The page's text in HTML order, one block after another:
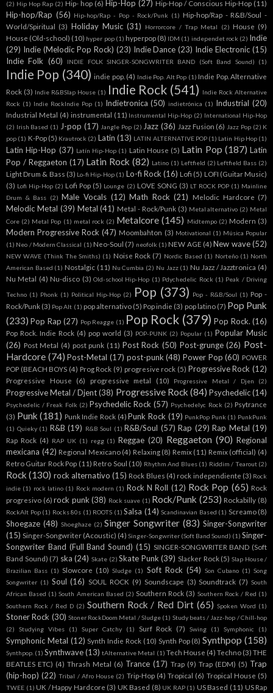
(2) Hip Hop Rap (2) Hip- hop (6) Hip-Hop (27) Hip-Hop / Conscious Hip-Hop (11)
Hip-hop/Rap (56) Hip-hop/Rap - Pop - Rock/Punk (1) Hip-hop/Rap - R&B/Soul -
World/Spiritual (3) Holiday Music (31) Horrorcore / Trap Metal (2) House (9)
House (Old-school) (10) hyper pop (1) hyperpop (8) IDM (1) independet rock (2) Indie
(29) Indie (Melodic Pop Rock) (23) Indie Dance (23) Indie Electronic (15)
Indie Folk (60) INDIE FOLK SINGER-SONGWRITER BAND (Soft Band Sound) (1)
Indie Pop (340) indie pop. (4) Indie Pop. Alt Pop (1) Indie Pop. Alternative
Rock (3) Indie R&BSlap House (1) Indie Rock (541) Indie Rock Alternative
Rock (1) Indie RockIndie Pop (1) Indietronica (50) indietrónica (1) Industrial (20)
Industrial Metal (4) instrumental (11) Instrumental Hip-Hop (2) International Hip-Hop
(2) Irish Based (1) J-pop (17) Jangle Pop (2) Jazz (36) Jazz Fusion (6) Jazz Pop (2) K
pop (1) K-Pop (5) Krautrock (2) Latin (13) LATIN ALTERNATIVE POP (1) Latin Hip Hop (1)
Latin Hip-Hop (37) Latín Hip-Hop (1) Latin House (5) Latin Pop (187) Latin
Pop / Reggaeton (17) Latin Rock (82) Latino (1) Leftfield (2) Leftfield Bass (2)
Light Drum & Bass (3) Lo-fi Hip-Hop (1) Lo-fi Rock (16) Lofi (5) LOFI (Guitar Music)
(3) Lofi Hip-Hop (2) Lofi Pop (5) Lounge (2) LOVE SONG (3) LT ROCK POP (1) Mainline
Drum & Bass (2) Male Vocals (12) Math Rock (21) Melodic Hardcore (7)
Melodic Metal (39) Metal (41) Metal - Rock/Punk (3) Metal alternativo (2) Metal
Core (2) Metal Pop (1) metal rock (2) Metalcore (145) Midtempo (2) Modern (3)
Modern Progressive Rock (47) Moombahton (3) Motivational (1) Música Popular
(1) Neo / Modern Classical (1) Neo-Soul (7) neofolk (1) NEW AGE (4) New wave (52)
NEW WAVE (Think The Smiths) (1) Noise Rock (7) Nordic Based (1) Norteño (1) North
American Based (1) Nostalgic (11) Nu Cumbia (2) Nu Jazz (1) Nu Jazz / Jazztronica (4)
Nu Metal (4) Nu-disco (3) Old-school Hip-Hop (1) Pdychedelic Rock (1) Peak / Driving
Techno (1) Phonk (1) Political Hip-Hop (2) Pop (373) Pop - R&B/Soul (1) Pop -
Rock/Punk (3) Pop Alt (1) pop alternativo (5) Pop indie (3) pop latino (7) Pop Punk
(233) Pop Rap (27) Pop Reagge (1) Pop Rock (379) Pop Rock. (16)
Pop Rock. Indie Rock (4) pop world (3) POP-PUNK (2) Popular (1) Popular Music
(26) Post Metal (4) post punk (11) Post Rock (50) Post-grunge (26) Post-
Hardcore (74) Post-Metal (17) post-punk (48) Power Pop (60) POWER
POP (BEACH BOYS (4) Prog Rock (9) progresive rock (5) Progressive Rock (12)
Progressive House (6) progressive metal (10) Progressive Metal / Djen (2)
Progressive Metal / Djent (38) Progressive Rock (84) Psychedelic(14)
Psychedelic / Freak Folk (2) Psychedelic Rock (57) Psychedelyc Rock (2) Psytrance
(3) Punk (181) Punk Indie Rock (4) Punk Rock (19) PunkPop Punk (1) PunkPunk
(1) Quieky (1) R&B (19) R&B Soul (1) R&B/Soul (57) Rap (29) Rap Metal (19)
Rap Rock (4) RAP UK (1) regg (1) Reggae (20) Reggaeton (90) Regional
mexicana (42) Regional Mexicano (4) Relaxing (8) Remix (11) Remix (official) (4)
Retro Guitar Rock Pop (11) Retro Soul (10) Rhythm And Blues (1) Riddim / Tearout (2)
Rock (130) rock alternativo (15) Rock Blues (4) rock independiente (3) Rock
indie (1) rock latino (1) Rock modern (1) Rock N Roll (12) Rock Pop (65) Rock
progresivo (6) rock punk (38) Rock suave (1) Rock/Punk (253) Rockabilly (8)
RockAlt Pop (1) Rocks 80s (1) ROOTS (1) Salsa (14) Scandinavian Based (1) Screamo (8)
Shoegaze (48) Shoeghaze (2) Singer Songwriter (83) Singer-Songwriter
(15) Singer-Songwriter (Acoustic) (4) Singer-Songwriter (Soft Band Sound) (1) Singer-
Songwriter Band (Full Band Sound) (15) SINGER-SONGWRITER BAND (Soft
Band Sound) (7) ska (24) Skate (2) Skate Punk (39) Slacker Rock (5) Slap House /
Brazilian Bass (1) Slowcore (10) Sludge (1) Soft Rock (54) Son Cubano (1) Song
Songwriter (1) Soul (16) SOUL ROCK (9) Soundscape (3) Soundtrack (7) South
African Based (1) South American Based (2) Southern Rock (3) Southern Rock / Red (1)
Southern Rock / Red D (2) Southern Rock / Red Dirt (65) Spoken Word (1)
Stoner Rock (30) Stoner RockDoom Metal / Sludge (1) Study beats / Jazz-hop / Chill-hop
(2)
Studying Vibes (1) Super Catchy (1) Surf Rock (7) Swing (1) Symphonic (1)
Symphonic Metal (12) Synth Indie Rock (10) Synth Pop (8) Synthpop (158)
Synthpop. (1) Synthwave (13) tAlternative Metal (1) Tech House (4) Techno (3) THE
BEATLES ETC) (4) Thrash Metal (6) Trance (17) Trap (9) Trap (EDM) (5) Trap
(hip-hop) (22) Tribal / Afro House (2) Trip-Hop (4) Tropical (6) Tropical House (5)
TWEE (1) UK / Happy Hardcore (3) UK Based (8) UK RAP (1) US Based (11) US Rap